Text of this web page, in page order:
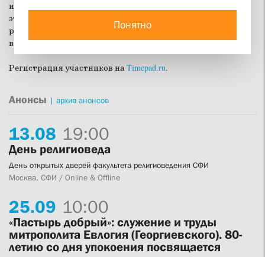
искусства, несущие в себе и церковные смыслы — и через
это восстановить единство общества. Эти размышления о
русской судьбе, месте народа в истории нашли отражение
в религиозной и исторической живописи XIX века.
Регистрация участников наTimepad.ru.
Анонсы | архив анонсов
13.08 19:00
День религиоведа
День открытых дверей факультета религиоведения СФИ
Москва, СФИ / Online & Offline
25.09 10:00
«Пастырь добрый»: служение и труды
митрополита Евлогия (Георгиевского). 80-
летию со дня упокоения посвящается
Понятно